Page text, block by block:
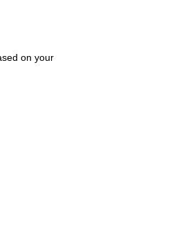
on your